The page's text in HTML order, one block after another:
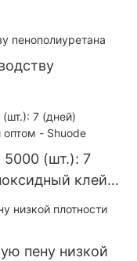
5000 (шт.): 7
клей
пену низкой